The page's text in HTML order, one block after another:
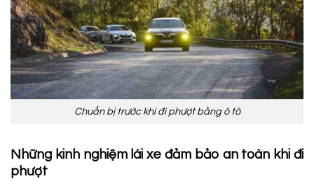
Chuẩn bị trước khi đi phượt bằng ô tô
Những kinh nghiệm lái xe đảm bảo an toàn khi đi
phượt